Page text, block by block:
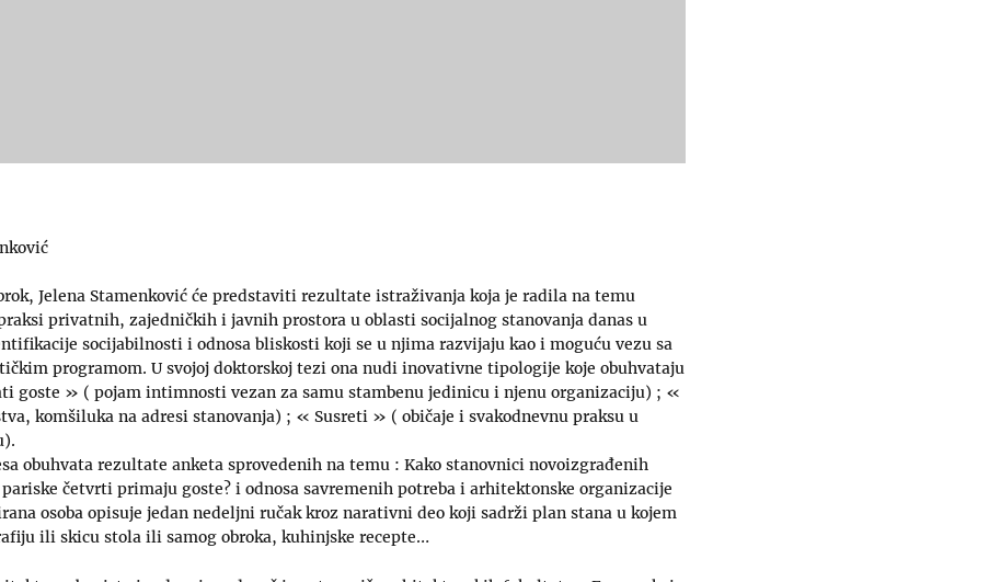
Jelena Stamenković će predstaviti rezultate istraživanja koja je radila na temu
privatnih, zajedničkih i javnih prostora u oblasti socijalnog stanovanja danas u
socijabilnosti i odnosa bliskosti koji se u njima razvijaju kao i moguću vezu sa
programom. U svojoj doktorskoj tezi ona nudi inovativne tipologije koje obuhvataju
goste » ( pojam intimnosti vezan za samu stambenu jedinicu i njenu organizaciju) ; «
komšiluka na adresi stanovanja) ; « Susreti » ( običaje i svakodnevnu praksu u
obuhvata rezultate anketa sprovedenih na temu : Kako stanovnici novoizgrađenih
četvrti primaju goste? i odnosa savremenih potreba i arhitektonske organizacije
osoba opisuje jedan nedeljni ručak kroz narativni deo koji sadrži plan stana u kojem
ili skicu stola ili samog obroka, kuhinjske recepte…